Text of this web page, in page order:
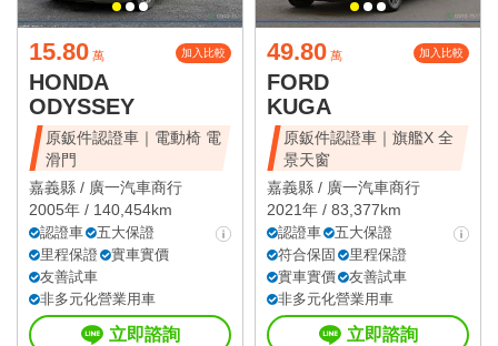
15.80 萬 加入比較
HONDA
ODYSSEY
原鈑件認證車｜電動椅 電
滑門
嘉義縣 / 廣一汽車商行
2005年 / 140,454km
認證車
五大保證
里程保證
實車實價
友善試車
非多元化營業用車
立即諮詢
49.80 萬 加入比較
FORD
KUGA
原鈑件認證車｜旗艦X 全
景天窗
嘉義縣 / 廣一汽車商行
2021年 / 83,377km
認證車
五大保證
符合保固
里程保證
實車實價
友善試車
非多元化營業用車
立即諮詢